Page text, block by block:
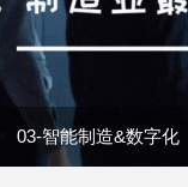
销售谈判与影
大客户销售（
关键客户管理
客户服务(服务/
解决方案
采购供应
交付保障
03-智能制造&数字化